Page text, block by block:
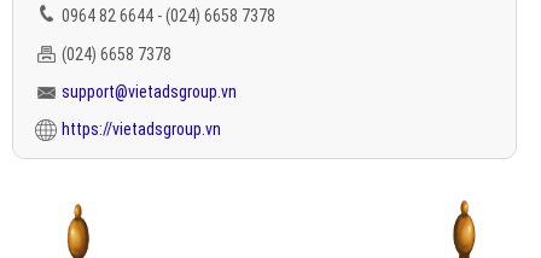
0964 82 6644 - (024) 6658 7378
(024) 6658 7378
support@vietadsgroup.vn
https://vietadsgroup.vn